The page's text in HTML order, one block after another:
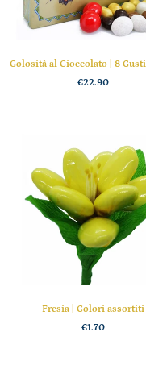
Golosità al Cioccolato | 8
€22.90
Fresia | Colori assortiti
€1.70